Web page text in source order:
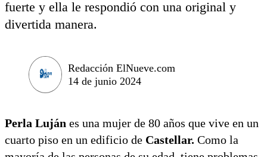
fuerte y ella le respondió con una original y
divertida manera.
Redacción ElNueve.com
14 de junio 2024
Perla Luján es una mujer de 80 años que vive en un
cuarto piso en un edificio de Castellar. Como la